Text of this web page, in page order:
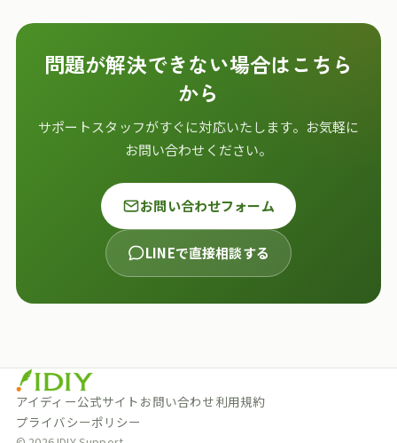
問題が解決できない場合はこちら
から
サポートスタッフがすぐに対応いたします。お気軽に
お問い合わせください。
お問い合わせフォーム
LINEで直接相談する
アイディー公式サイト お問い合わせ利用規約
プライバシーポリシー